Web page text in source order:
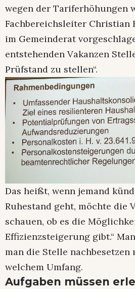
wegen der Tariferhöhungen
Fachbereichsleiter Christian
im Gemeinderat
entstehenden Vakanzen
Prüfstand zu stellen“.
Das heißt, wenn jemand
Ruhestand geht, möchte die
schauen, ob es die
Effizienzsteigerung gibt.“
man die Stelle nachbesetzen
welchem Umfang.
Aufgaben müssen